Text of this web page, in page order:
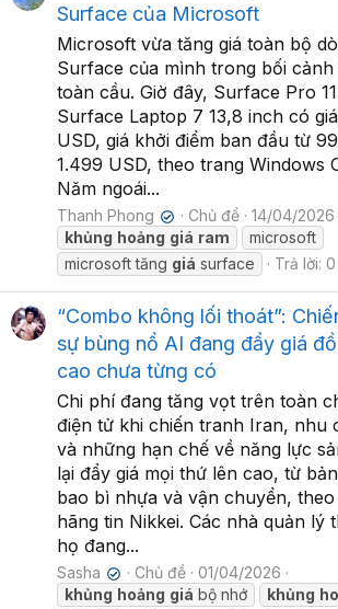
Surface của Microsoft
Microsoft vừa tăng giá toàn bộ
Surface của mình trong bối cảnh
toàn cầu. Giờ đây, Surface Pro
Surface Laptop 7 13,8 inch có
USD, giá khởi điểm ban đầu từ
1.499 USD, theo trang Windows
Năm ngoái...
Thanh Phong ✔ Chủ đề
14/04/2026
khủng hoảng giá ram
microsoft
microsoft tăng giá surface Trả lời: 0
“Combo không lối thoát”:
sự bùng nổ AI đang đẩy giá
cao chưa từng có
Chi phí đang tăng vọt trên toàn
điện tử khi chiến tranh Iran, nhu
và những hạn chế về năng lực
lại đẩy giá mọi thứ lên cao, từ
bao bì nhựa và vận chuyển,
hãng tin Nikkei. Các nhà quản lý
họ đang...
Sasha ✔ Chủ đề
01/04/2026
khủng hoảng giá bộ nhớ khủng